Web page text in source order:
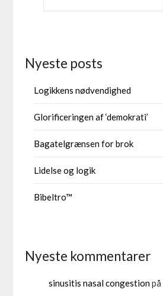
Nyeste posts
Logikkens nødvendighed
Glorificeringen af ‘demokrati’
Bagatelgrænsen for brok
Lidelse og logik
Bibeltro™
Nyeste kommentarer
sinusitis nasal congestionpå